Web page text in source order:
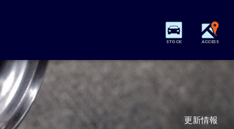
STOCK ACCESS
更新情報